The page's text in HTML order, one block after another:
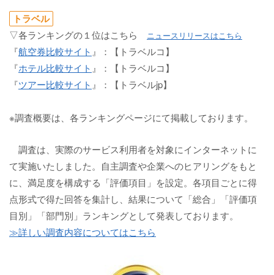
トラベル
▽各ランキングの１位はこちら ニュースリリースはこちら
『航空券比較サイト 』：【トラベルコ】
『ホテル比較サイト 』：【トラベルコ】
『ツアー比較サイト 』：【トラベルjp】
※調査概要は、各ランキングページにて掲載しております。
調査は、実際のサービス利用者を対象にインターネットに
て実施いたしました。自主調査や企業へのヒアリングをもと
に、満足度を構成する「評価項目」を設定。各項目ごとに得
点形式で得た回答を集計し、結果について「総合」「評価項
目別」「部門別」ランキングとして発表しております。
≫詳しい調査内容についてはこちら